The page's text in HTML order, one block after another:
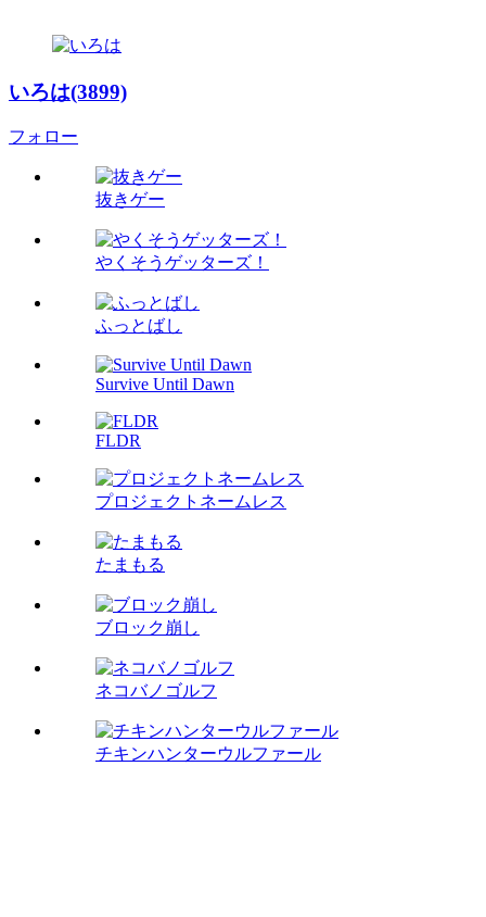
いろは(3899)
フォロー
抜きゲー
やくそうゲッターズ！
ふっとばし
Survive Until Dawn
FLDR
プロジェクトネームレス
たまもる
ブロック崩し
ネコバノゴルフ
チキンハンターウルファール